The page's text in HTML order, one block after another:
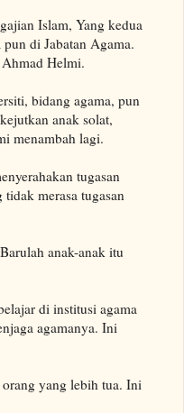
Islam, Yang kedua
di Jabatan Agama.
Helmi.
bidang agama, pun
anak solat,
menambah lagi.
tugasan
merasa tugasan
anak-anak itu
di institusi agama
agamanya. Ini
yang lebih tua. Ini